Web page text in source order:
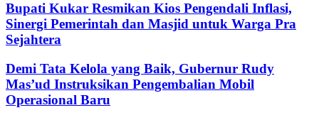
Bupati Kukar Resmikan Kios Pengendali Inflasi,
Sinergi Pemerintah dan Masjid untuk Warga Pra
Sejahtera
Demi Tata Kelola yang Baik, Gubernur Rudy
Mas’ud Instruksikan Pengembalian Mobil
Operasional Baru